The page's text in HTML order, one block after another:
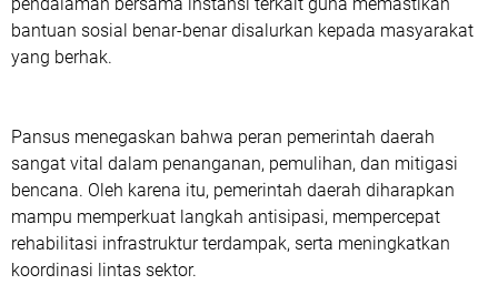
bantuan sosial benar-benar disalurkan kepada masyarakat
yang berhak.
Pansus menegaskan bahwa peran pemerintah daerah
sangat vital dalam penanganan, pemulihan, dan mitigasi
bencana. Oleh karena itu, pemerintah daerah diharapkan
mampu memperkuat langkah antisipasi, mempercepat
rehabilitasi infrastruktur terdampak, serta meningkatkan
koordinasi lintas sektor.